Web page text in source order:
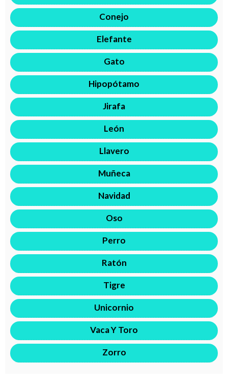
Conejo
Elefante
Gato
Hipopótamo
Jirafa
León
Llavero
Muñeca
Navidad
Oso
Perro
Ratón
Tigre
Unicornio
Vaca Y Toro
Zorro